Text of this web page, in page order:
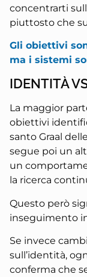
concentrarti
piuttosto che
Gli obiettivi
ma i sistemi
IDENTITÀ
La maggior
obiettivi
santo Graal
segue poi un
un
la ricerca
Questo però
inseguimento
Se invece
sull’identità,
conferma che